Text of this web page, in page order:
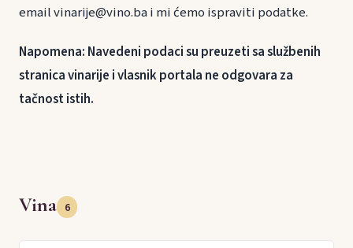
email vinarije@vino.ba i mi ćemo ispraviti podatke.
Napomena: Navedeni podaci su preuzeti sa službenih
stranica vinarije i vlasnik portala ne odgovara za
tačnost istih.
Vina 6